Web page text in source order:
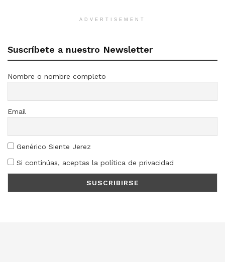
ADVERTISEMENT
Suscríbete a nuestro Newsletter
Nombre o nombre completo
Email
Genérico Siente Jerez
Si continúas, aceptas la política de privacidad